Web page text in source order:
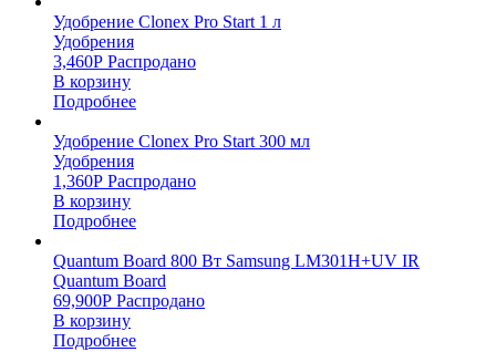
Удобрение Clonex Pro Start 1 л
Удобрения
3,460Р Распродано
В корзину
Подробнее
Удобрение Clonex Pro Start 300 мл
Удобрения
1,360Р Распродано
В корзину
Подробнее
Quantum Board 800 Вт Samsung LM301H+UV IR
Quantum Board
69,900Р Распродано
В корзину
Подробнее